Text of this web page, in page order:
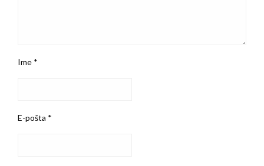
Ime *
E-pošta *